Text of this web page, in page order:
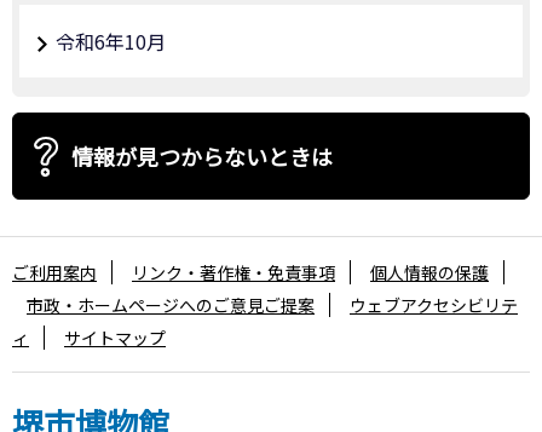
令和6年10月
情報が見つからないときは
ご利用案内 リンク・著作権・免責事項
個人情報の保護
市政・ホームページへのご意見ご提案
ウェブアクセシビリテ
ィ
サイトマップ